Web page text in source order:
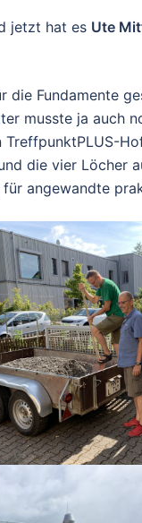
jetzt hat es Ute
die Fundamente
musste ja auch
die vier Löcher
angewandte